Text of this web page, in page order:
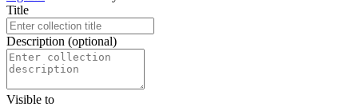
Title
Description (optional)
Visible to